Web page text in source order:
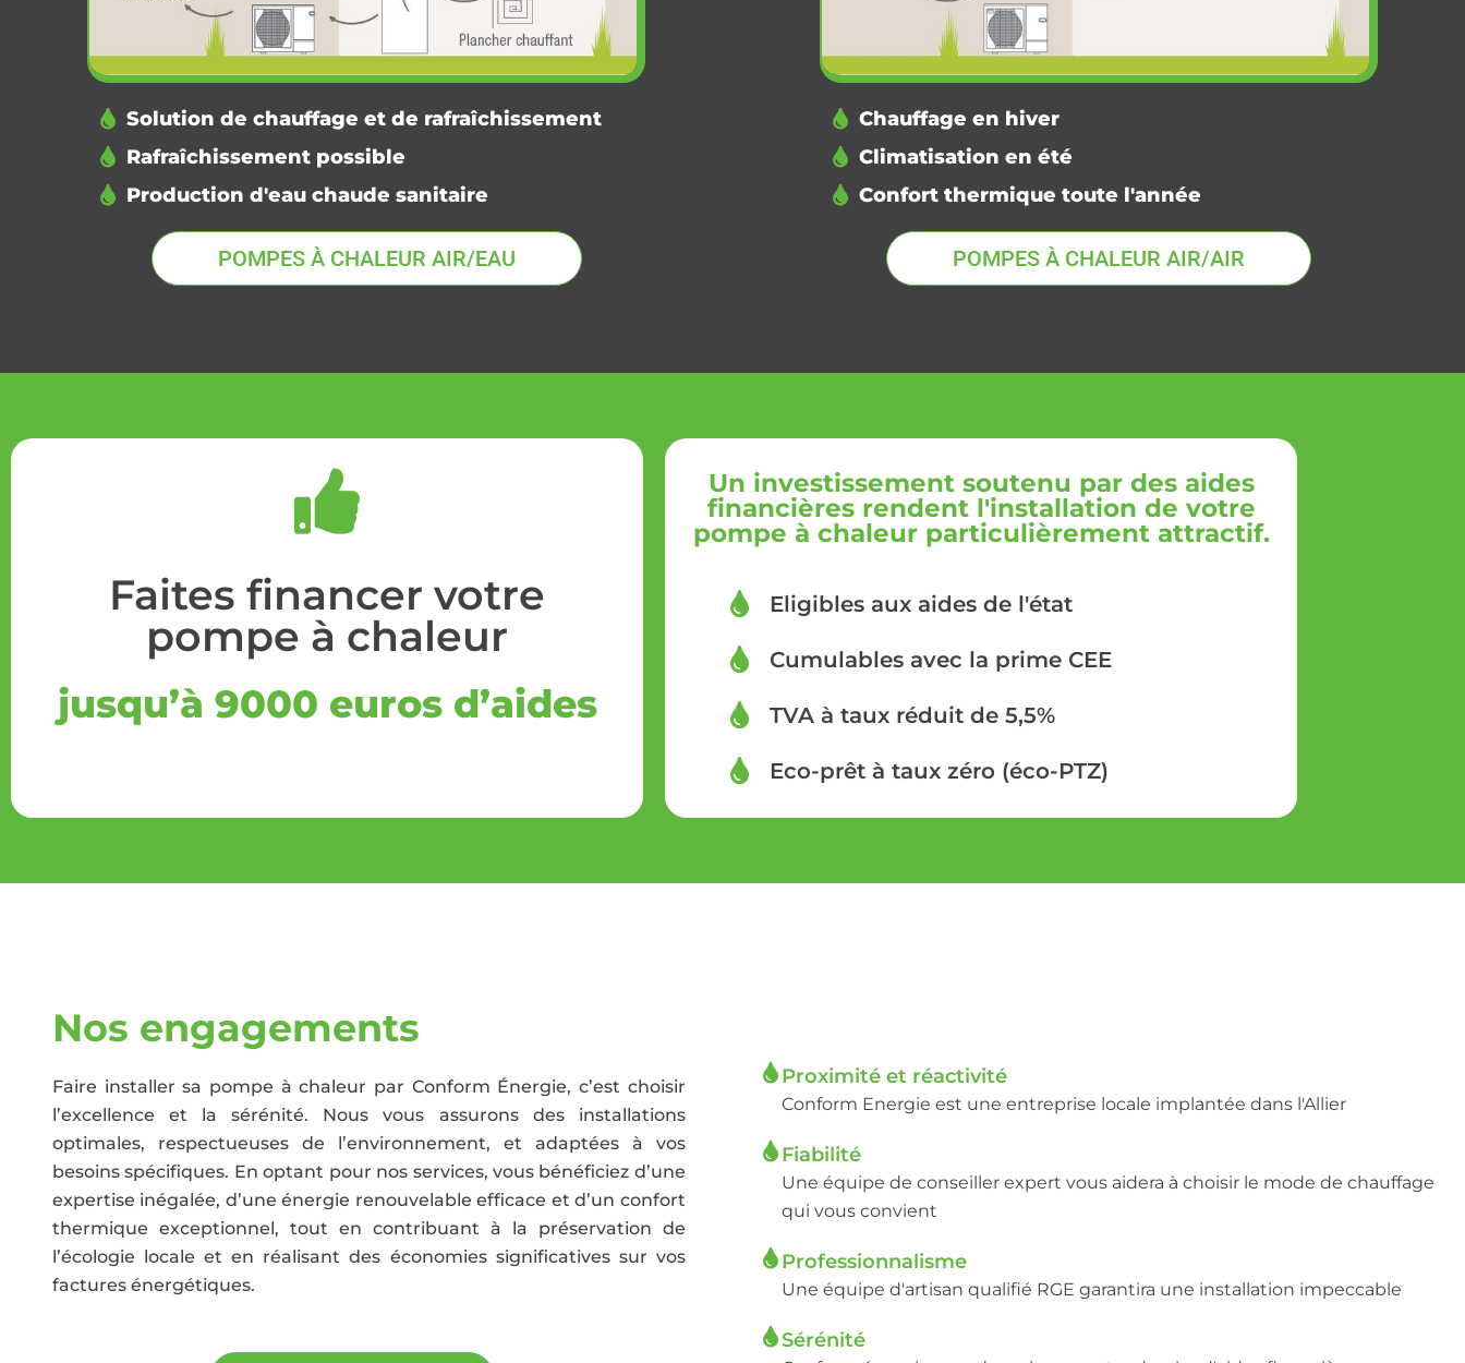
Solution de chauffage et de rafraîchissement
Rafraîchissement possible
Production d'eau chaude sanitaire
POMPES À CHALEUR AIR/EAU
Chauffage en hiver
Climatisation en été
Confort thermique toute l'année
POMPES À CHALEUR AIR/AIR
Faites financer votre
pompe à chaleur
jusqu’à 9000 euros d’aides
Un investissement soutenu par des aides
financières rendent l'installation de votre
pompe à chaleur particulièrement attractif.
Eligibles aux aides de l'état
Cumulables avec la prime CEE
TVA à taux réduit de 5,5%
Eco-prêt à taux zéro (éco-PTZ)
Nos engagements
Faire installer sa pompe à chaleur par Conform Énergie, c’est choisir
l’excellence et la sérénité. Nous vous assurons des installations
optimales, respectueuses de l’environnement, et adaptées à vos
besoins spécifiques. En optant pour nos services, vous bénéficiez d’une
expertise inégalée, d’une énergie renouvelable efficace et d’un confort
thermique exceptionnel, tout en contribuant à la préservation de
l’écologie locale et en réalisant des économies significatives sur vos
factures énergétiques.
Proximité et réactivité
Conform Energie est une entreprise locale implantée dans l'Allier
Fiabilité
Une équipe de conseiller expert vous aidera à choisir le mode de chauffage
qui vous convient
Professionnalisme
Une équipe d'artisan qualifié RGE garantira une installation impeccable
Sérénité